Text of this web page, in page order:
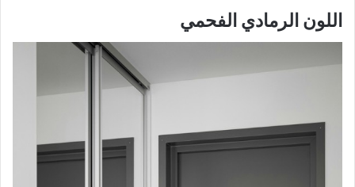
اللون الرمادي الفحمي